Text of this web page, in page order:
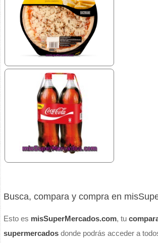
Busca, compara y compra en
Esto es misSuperMercados.com, tu
supermercados donde podrás acceder a